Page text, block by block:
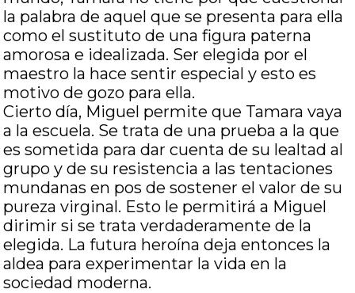
la palabra de aquel que se presenta para ella
como el sustituto de una figura paterna
amorosa e idealizada. Ser elegida por el
maestro la hace sentir especial y esto es
motivo de gozo para ella.
Cierto día, Miguel permite que Tamara vaya
a la escuela. Se trata de una prueba a la que
es sometida para dar cuenta de su lealtad al
grupo y de su resistencia a las tentaciones
mundanas en pos de sostener el valor de su
pureza virginal. Esto le permitirá a Miguel
dirimir si se trata verdaderamente de la
elegida. La futura heroína deja entonces la
aldea para experimentar la vida en la
sociedad moderna.